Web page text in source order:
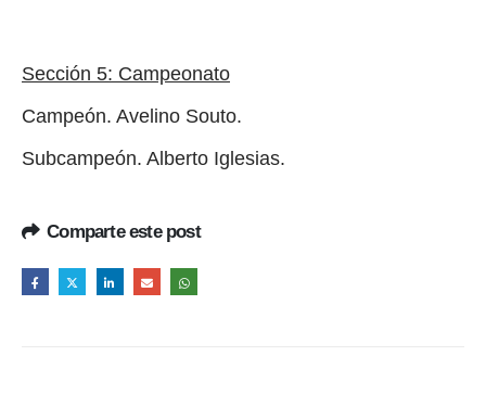
Sección 5: Campeonato
Campeón. Avelino Souto.
Subcampeón. Alberto Iglesias.
Comparte este post